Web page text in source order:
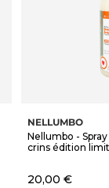
NELLUMBO
Nellumbo -
crins édition
Prix de vente
20,00 €